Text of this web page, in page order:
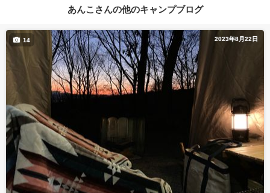
あんこさんの他のキャンプブログ
2023年8月22日
14